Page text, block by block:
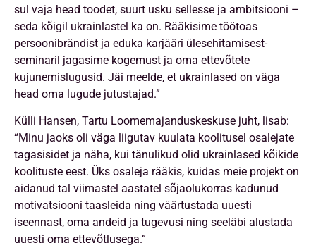
sul vaja head toodet, suurt usku sellesse ja ambitsiooni –
seda kõigil ukrainlastel ka on. Rääkisime töötoas
persoonibrändist ja eduka karjääri ülesehitamisest-
seminaril jagasime kogemust ja oma ettevõtete
kujunemislugusid. Jäi meelde, et ukrainlased on väga
head oma lugude jutustajad.”
Külli Hansen, Tartu Loomemajanduskeskuse juht, lisab:
“Minu jaoks oli väga liigutav kuulata koolitusel osalejate
tagasisidet ja näha, kui tänulikud olid ukrainlased kõikide
koolituste eest. Üks osaleja rääkis, kuidas meie projekt on
aidanud tal viimastel aastatel sõjaolukorras kadunud
motivatsiooni taasleida ning väärtustada uuesti
iseennast, oma andeid ja tugevusi ning seeläbi alustada
uuesti oma ettevõtlusega.”